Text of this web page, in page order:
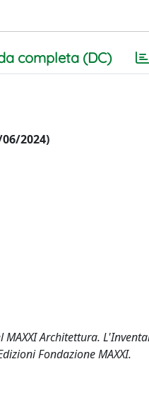
completa (DC)
2024)
Architettura.
Fondazione MAXXI.